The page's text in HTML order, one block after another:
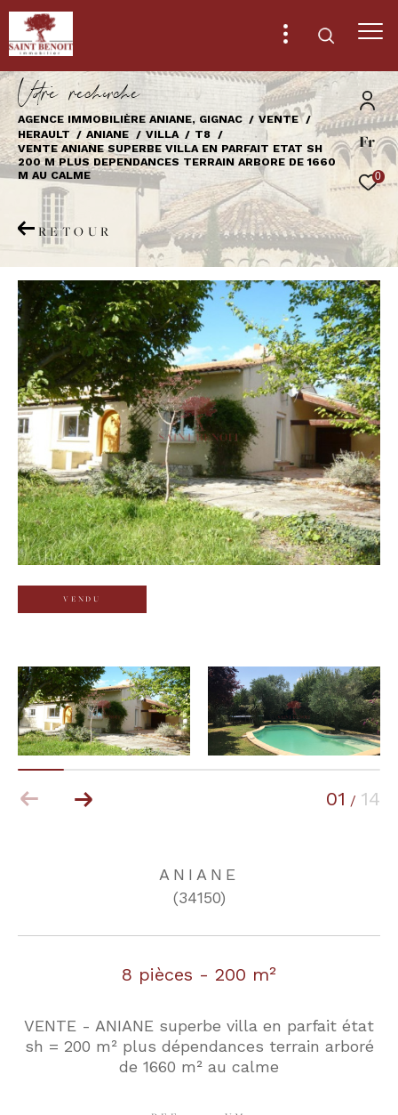
Fr
0
Vore recece
AGENCE IMMOBILIÈRE ANIANE, GIGNAC
VENTE
HERAULT
ANIANE VILLA
T8
VENTE ANIANE SUPERBE VILLA EN PARFAIT ETAT SH
200 M PLUS DEPENDANCES TERRAIN ARBORE DE 1660
M AU CALME
RETOUR
VENDU
01 / 14
ANIANE
(34150)
8 pièces - 200 m²
VENTE - ANIANE superbe villa en parfait état
sh = 200 m² plus dépendances terrain arboré
de 1660 m² au calme
Effectuer une recherche
et trouver le bien qui correspond à vos
critères
Type
Vente
Type
de
bien
Type de bien
Ville
Budget
Budget
Surface
Surface
Pièces
Référence
AFFINER LES CRITÈRES
TERRASSE PARKING PISCINE
RECHERCHER